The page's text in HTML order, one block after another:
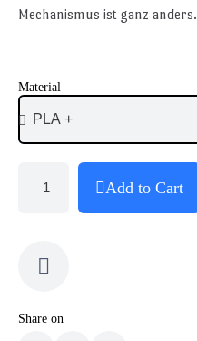
Mechanismus ist ganz anders.
Material
Add to Cart
Share on